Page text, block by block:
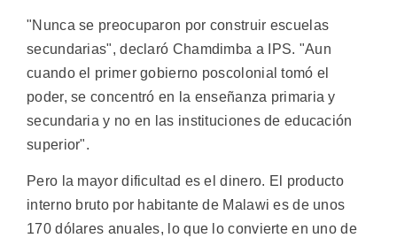
"Nunca se preocuparon por construir escuelas
secundarias", declaró Chamdimba a IPS. "Aun
cuando el primer gobierno poscolonial tomó el
poder, se concentró en la enseñanza primaria y
secundaria y no en las instituciones de educación
superior".
Pero la mayor dificultad es el dinero. El producto
interno bruto por habitante de Malawi es de unos
170 dólares anuales, lo que lo convierte en uno de